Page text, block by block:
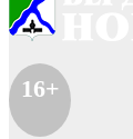
16+